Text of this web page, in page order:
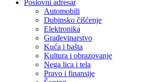
Poslovni adresar
Automobili
Dubinsko čišćenje
Elektronika
Građevinarstvo
Kuća i bašta
Kultura i obrazovanje
Nega lica i tela
Pravo i finansije